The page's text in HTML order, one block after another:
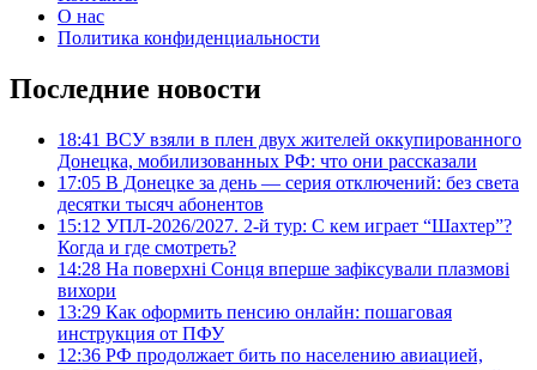
О нас
Политика конфиденциальности
Последние новости
18:41 ВСУ взяли в плен двух жителей оккупированного
Донецка, мобилизованных РФ: что они рассказали
17:05 В Донецке за день — серия отключений: без света
десятки тысяч абонентов
15:12 УПЛ-2026/2027. 2-й тур: С кем играет “Шахтер”?
Когда и где смотреть?
14:28 На поверхні Сонця вперше зафіксували плазмові
вихори
13:29 Как оформить пенсию онлайн: пошаговая
инструкция от ПФУ
12:36 РФ продолжает бить по населению авиацией,